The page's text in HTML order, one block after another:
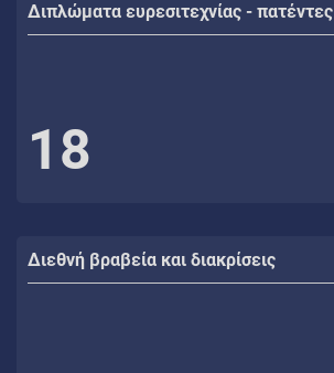
Διπλώματα ευρεσιτεχνίας - πατέντες
18
Διεθνή βραβεία και διακρίσεις